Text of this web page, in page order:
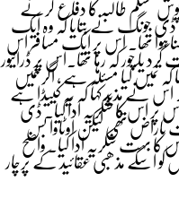
پوش مسلم طالبہ کا دفاع کرنے
ڈی جونگ نے بتایا کہ وہ ایک
تھا۔ اس پر ایک مسافر اس
چور کہ رہا تھا۔اس پر ڈرائیور
کیا مسئلہ ہے ، اگر تمیں
نے مذید کہا کہ یہ کییڈا ہے
اس کا شکریہ ادا کیا۔ ڈی
ناراض تھی لیکن اوٹاوا بس
کا بہت شکریہ ادا کیا۔ واضح
اسکے مذھبی عقائید کے پرچار